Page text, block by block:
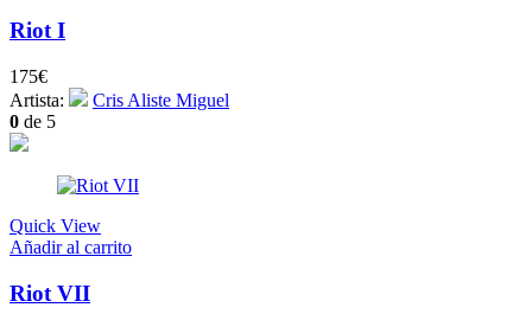
Riot I
175€
Artista:
Cris Aliste Miguel
0 de 5
Quick View
Añadir al carrito
Riot VII